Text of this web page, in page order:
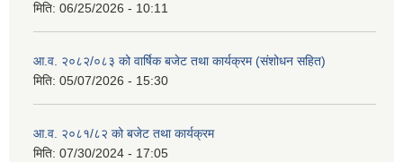
मिति: 06/25/2026 - 10:11
आ.व. २०८२/०८३ को वार्षिक बजेट तथा कार्यक्रम (संशोधन सहित)
मिति: 05/07/2026 - 15:30
आ.व. २०८१/८२ को बजेट तथा कार्यक्रम
मिति: 07/30/2024 - 17:05